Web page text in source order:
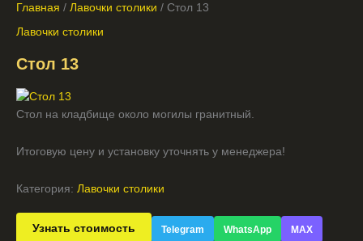
Главная / Лавочки столики / Стол 13
Лавочки столики
Стол 13
Стол на кладбище около могилы гранитный.
Итоговую цену и установку уточнять у менеджера!
Категория: Лавочки столики
Узнать стоимость Telegram WhatsApp MAX